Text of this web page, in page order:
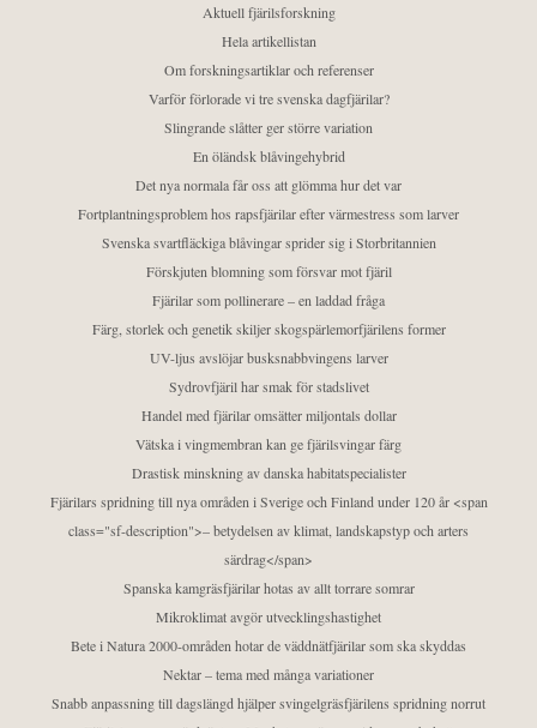
Aktuell fjärilsforskning
Hela artikellistan
Om forskningsartiklar och referenser
Varför förlorade vi tre svenska dagfjärilar?
Slingrande slåtter ger större variation
En öländsk blåvingehybrid
Det nya normala får oss att glömma hur det var
Fortplantningsproblem hos rapsfjärilar efter värmestress som larver
Svenska svartfläckiga blåvingar sprider sig i Storbritannien
Förskjuten blomning som försvar mot fjäril
Fjärilar som pollinerare – en laddad fråga
Färg, storlek och genetik skiljer skogspärlemorfjärilens former
UV-ljus avslöjar busksnabbvingens larver
Sydrovfjäril har smak för stadslivet
Handel med fjärilar omsätter miljontals dollar
Vätska i vingmembran kan ge fjärilsvingar färg
Drastisk minskning av danska habitatspecialister
Fjärilars spridning till nya områden i Sverige och Finland under 120 år <span
class="sf-description">– betydelsen av klimat, landskapstyp och arters
särdrag</span>
Spanska kamgräsfjärilar hotas av allt torrare somrar
Mikroklimat avgör utvecklingshastighet
Bete i Natura 2000-områden hotar de väddnätfjärilar som ska skyddas
Nektar – tema med många variationer
Snabb anpassning till dagslängd hjälper svingelgräsfjärilens spridning norrut